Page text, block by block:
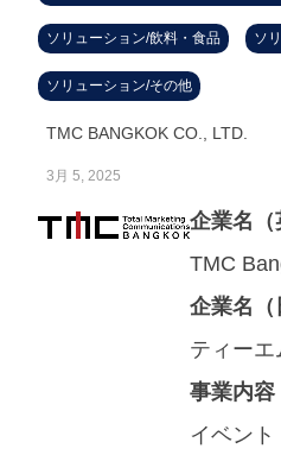
ソリューション/飲料・食品 ソ
ソリューション/その他
TMC BANGKOK CO., LTD.
3月 5, 2025
企業名（
TMC
企業名（
ティー
事業内容
イベン